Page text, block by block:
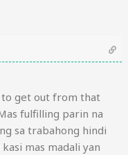
to get out from that
fulfilling parin na
sa trabahong hindi
mas madali yan